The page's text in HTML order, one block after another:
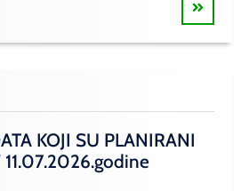
KOJI SU PLANIRANI